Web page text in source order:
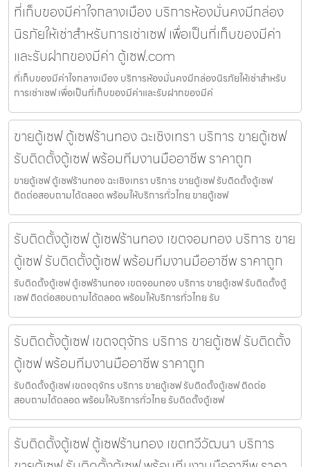
ที่เก็บของมีค่าใจกลางเมือง บริการห้องมั่นคงมีกล่อง
นิรภัยให้เช่าสำหรับการเช่าเซฟ เพื่อเป็นที่เก็บของมีค่า
และรับฝากของมีค่า ตู้เซฟ.com
ที่เก็บของมีค่าใจกลางเมือง บริการห้องมั่นคงมีกล่องนิรภัยให้เช่าสำหรับ
การเช่าเซฟ เพื่อเป็นที่เก็บของมีค่าและรับฝากของมีค่
ขายตู้เซฟ ตู้เซฟร้านทอง ฉะเชิงเทรา บริการ ขายตู้เซฟ
รับติดตั้งตู้เซฟ พร้อมทีมงานมืออาชีพ ราคาถูก
ขายตู้เซฟ ตู้เซฟร้านทอง ฉะเชิงเทรา บริการ ขายตู้เซฟ รับติดตั้งตู้เซฟ
ติดต่อสอบถามได้ตลอด พร้อมให้บริการทั่วไทย ขายตู้เซฟ
รับติดตั้งตู้เซฟ ตู้เซฟร้านทอง เขตจอมทอง บริการ ขาย
ตู้เซฟ รับติดตั้งตู้เซฟ พร้อมทีมงานมืออาชีพ ราคาถูก
รับติดตั้งตู้เซฟ ตู้เซฟร้านทอง เขตจอมทอง บริการ ขายตู้เซฟ รับติดตั้งตู้
เซฟ ติดต่อสอบถามได้ตลอด พร้อมให้บริการทั่วไทย รับ
รับติดตั้งตู้เซฟ เขตจตุจักร บริการ ขายตู้เซฟ รับติดตั้ง
ตู้เซฟ พร้อมทีมงานมืออาชีพ ราคาถูก
รับติดตั้งตู้เซฟ เขตจตุจักร บริการ ขายตู้เซฟ รับติดตั้งตู้เซฟ ติดต่อ
สอบถามได้ตลอด พร้อมให้บริการทั่วไทย รับติดตั้งตู้เซฟ
รับติดตั้งตู้เซฟ ตู้เซฟร้านทอง เขตทวีวัฒนา บริการ